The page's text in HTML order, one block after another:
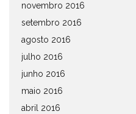
novembro 2016
setembro 2016
agosto 2016
julho 2016
junho 2016
maio 2016
abril 2016